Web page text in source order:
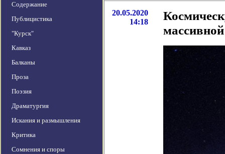
Содержание
Публицистика
"Курск"
Кавказ
Балканы
Проза
Поэзия
Драматургия
Искания и размышления
Критика
Сомнения и споры
20.05.2020
14:18